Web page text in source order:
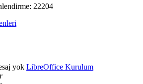
22204
LibreOffice Kurulum